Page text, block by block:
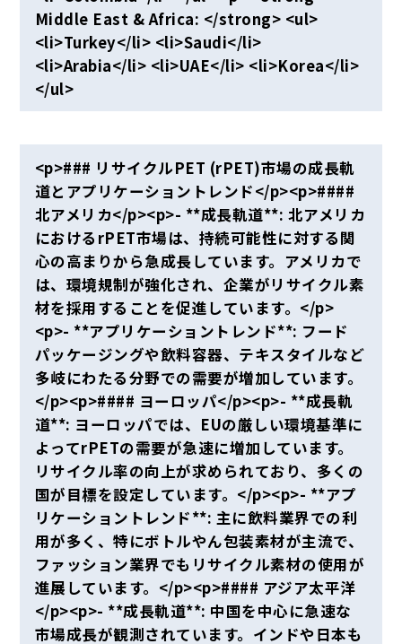
Middle East & Africa: </strong> <ul>
<li>Turkey</li> <li>Saudi</li>
<li>Arabia</li> <li>UAE</li> <li>Korea</li>
</ul>
<p>### リサイクルPET (rPET)市場の成長軌
道とアプリケーショントレンド</p><p>####
北アメリカ</p><p>- **成長軌道**: 北アメリカ
におけるrPET市場は、持続可能性に対する関
心の高まりから急成長しています。アメリカで
は、環境規制が強化され、企業がリサイクル素
材を採用することを促進しています。</p>
<p>- **アプリケーショントレンド**: フード
パッケージングや飲料容器、テキスタイルなど
多岐にわたる分野での需要が増加しています。
</p><p>#### ヨーロッパ</p><p>- **成長軌
道**: ヨーロッパでは、EUの厳しい環境基準に
よってrPETの需要が急速に増加しています。
リサイクル率の向上が求められており、多くの
国が目標を設定しています。</p><p>- **アプ
リケーショントレンド**: 主に飲料業界での利
用が多く、特にボトルやん包装素材が主流で、
ファッション業界でもリサイクル素材の使用が
進展しています。</p><p>#### アジア太平洋
</p><p>- **成長軌道**: 中国を中心に急速な
市場成長が観測されています。インドや日本も